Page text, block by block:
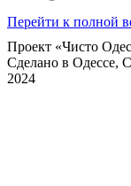
Перейти к полной
Проект «Чисто
Сделано в Одессе,
2024